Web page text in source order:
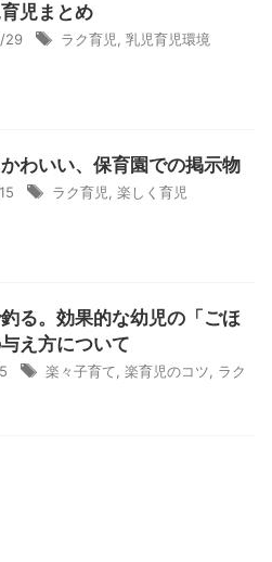
児まとめ
29 ラク育児 乳児育児環境
わいい、保育園での掲示物
ラク育児 楽しく育児
る。効果的な幼児の「ごほ
え方について
楽々子育て 楽育児のコツ
ラク